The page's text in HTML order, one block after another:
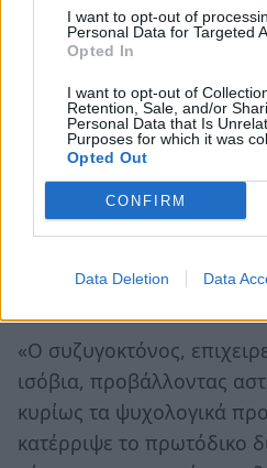
I want to opt-out of
Personal Data for Targeted
Opted In
I want to opt-out of
Retention, Sale, and/or
Personal Data that Is
Purposes for which it was
Opted Out
CONFIRM
Data Deletion Data
μην καταδικαστεί σε
ένορκοι όμως, είχαν
«Ο κατηγορούμενος δεν
ψυχική υπερδιέγερση,
υπερέντασης
Η δικηγόρος της
Ανθούλα Ανάσογλου ,
«Ο συζυγοκτόνος,
ισόβια, προβάλλοντας
κυρίως τα ψυχολογικά
κατέρριψε το πρωτόδικο